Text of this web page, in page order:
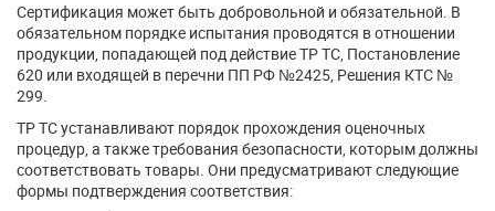
Сертификация может быть добровольной и обязательной. В
обязательном порядке испытания проводятся в отношении
продукции, попадающей под действие ТР ТС, Постановление
620 или входящей в перечни ПП РФ №2425, Решения КТС №
299.
ТР ТС устанавливают порядок прохождения оценочных
процедур, а также требования безопасности, которым должны
соответствовать товары. Они предусматривают следующие
формы подтверждения соответствия: